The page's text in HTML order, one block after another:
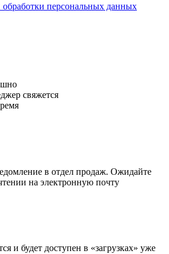
обработки персональных данных
свяжется
в отдел продаж. Ожидайте
на электронную почту
и будет доступен в «загрузках» уже